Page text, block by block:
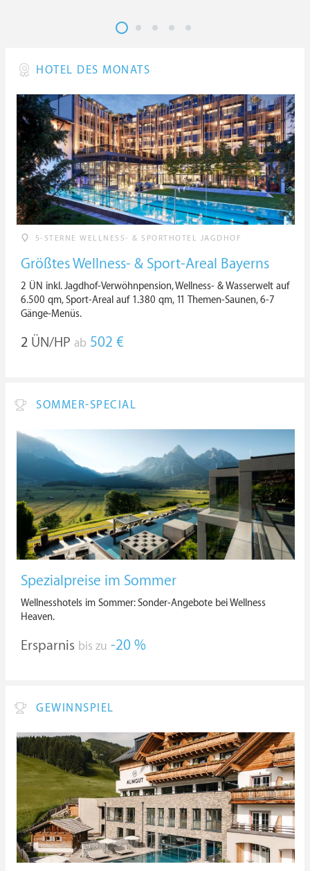
HOTEL DES MONATS
5-STERNE WELLNESS- & SPORTHOTEL JAGDHOF
Größtes Wellness- & Sport-Areal Bayerns
2 ÜN inkl. Jagdhof-Verwöhnpension, Wellness- & Wasserwelt auf
6.500 qm, Sport-Areal auf 1.380 qm, 11 Themen-Saunen, 6-7
Gänge-Menüs.
2 ÜN/HP ab 502 €
SOMMER-SPECIAL
Spezialpreise im Sommer
Wellnesshotels im Sommer: Sonder-Angebote bei Wellness
Heaven.
Ersparnis bis zu -20 %
GEWINNSPIEL